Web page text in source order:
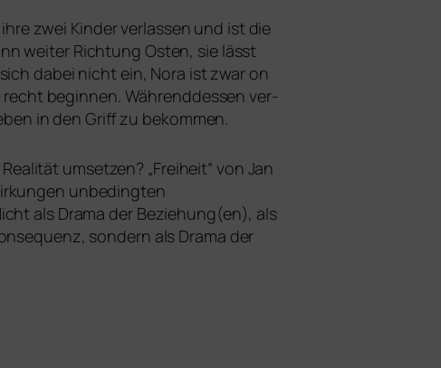
zwei Kinder ver­las­sen und ist die
wei­ter Richtung Osten, sie lässt
dabei nicht ein, Nora ist zwar on
begin­nen. Währenddessen ver­
in den Griff zu bekommen.
umset­zen? „Freiheit“ von Jan
unbe­ding­ten
als Drama der Beziehung(en), als
son­dern als Drama der